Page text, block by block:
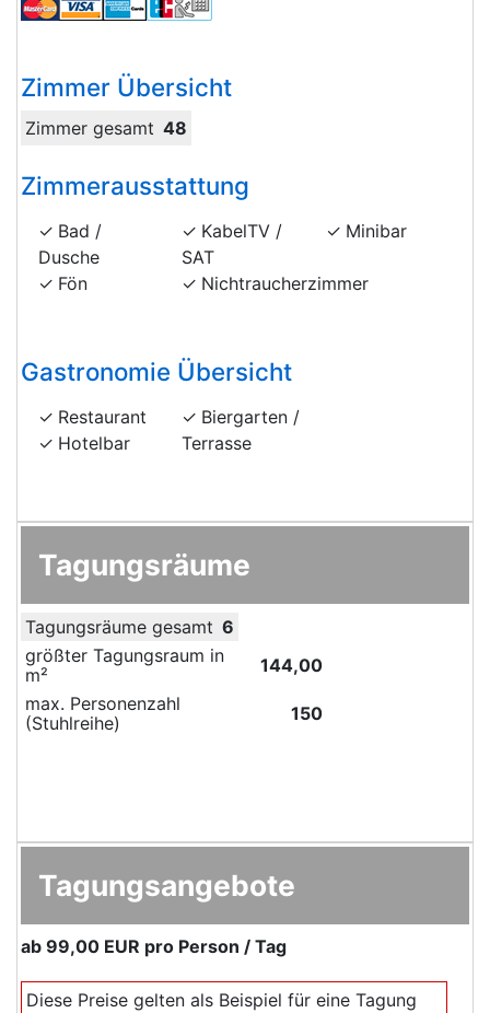
Zimmer Übersicht
Zimmer gesamt 48
Zimmerausstattung
Bad /
Dusche
Fön
KabelTV /
SAT
Nichtraucherzimmer
Minibar
Gastronomie Übersicht
Restaurant
Hotelbar
Biergarten /
Terrasse
Tagungsräume
Tagungsräume gesamt 6
größter Tagungsraum in
m²
144,00
max. Personenzahl
(Stuhlreihe)
150
Tagungsangebote
ab 99,00 EUR pro Person / Tag
Diese Preise gelten als Beispiel für eine Tagung